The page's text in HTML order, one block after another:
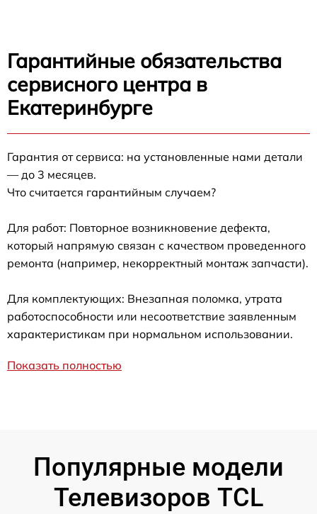
Гарантийные обязательства
сервисного центра в
Екатеринбурге
Гарантия от сервиса: на установленные нами детали
— до 3 месяцев.
Что считается гарантийным случаем?
Для работ: Повторное возникновение дефекта,
который напрямую связан с качеством проведенного
ремонта (например, некорректный монтаж запчасти).
Для комплектующих: Внезапная поломка, утрата
работоспособности или несоответствие заявленным
характеристикам при нормальном использовании.
Показать полностью
Популярные модели
Телевизоров TCL